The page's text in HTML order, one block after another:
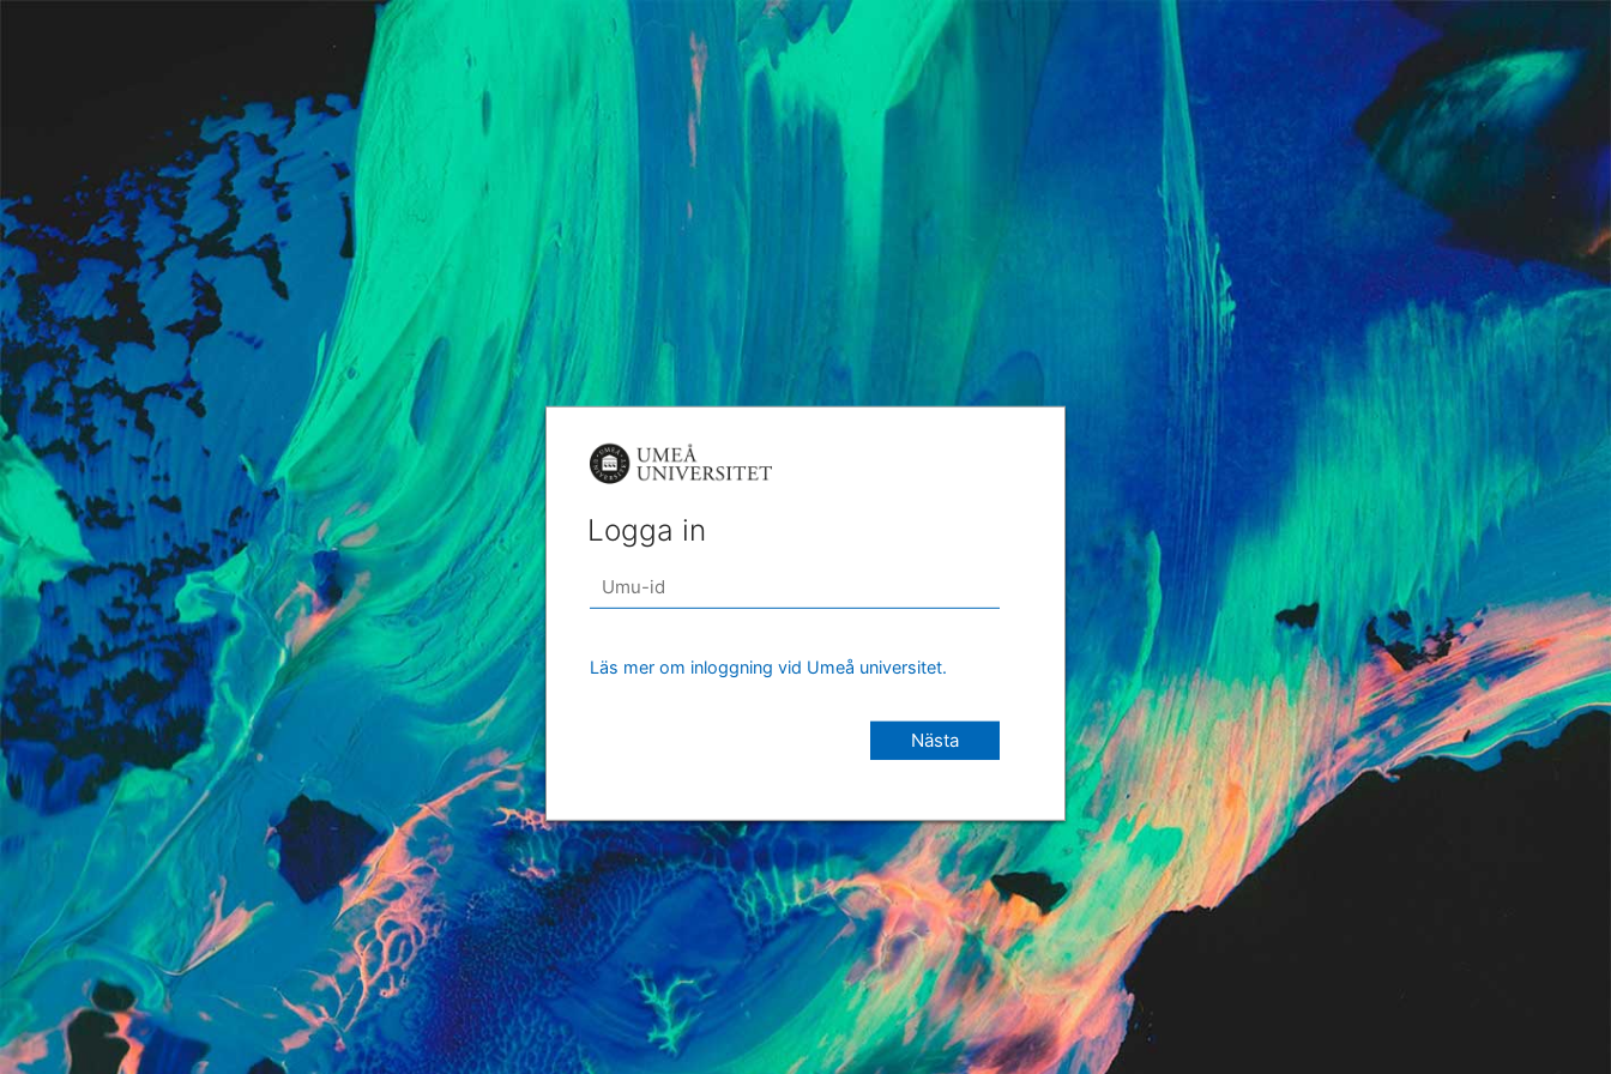
Logga in
Läs mer om inloggning vid Umeå universitet.
Nästa